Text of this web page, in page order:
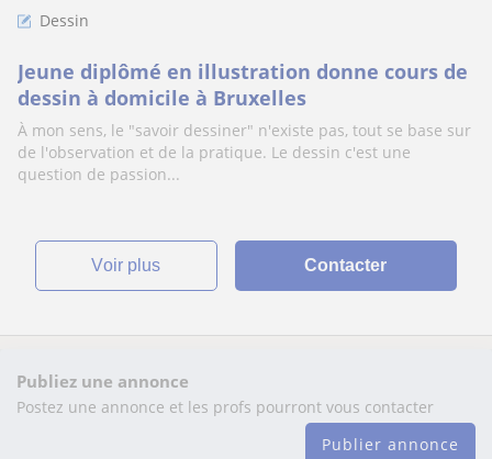
Dessin
Jeune diplômé en illustration donne cours de
dessin à domicile à Bruxelles
À mon sens, le "savoir dessiner" n'existe pas, tout se base sur
de l'observation et de la pratique. Le dessin c'est une
question de passion...
voir plus Contacter
Publiez une annonce
Postez une annonce et les profs pourront vous contacter
Publier annonce